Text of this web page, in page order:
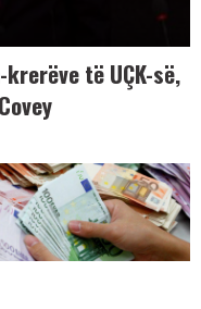
të UÇK-së,